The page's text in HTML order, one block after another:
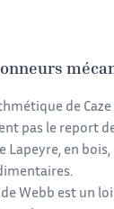
de
pas le report
Lapeyre, en
de Webb est un